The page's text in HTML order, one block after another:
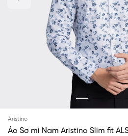
Aristino
Áo Sơ mi Nam Aristino Slim fit